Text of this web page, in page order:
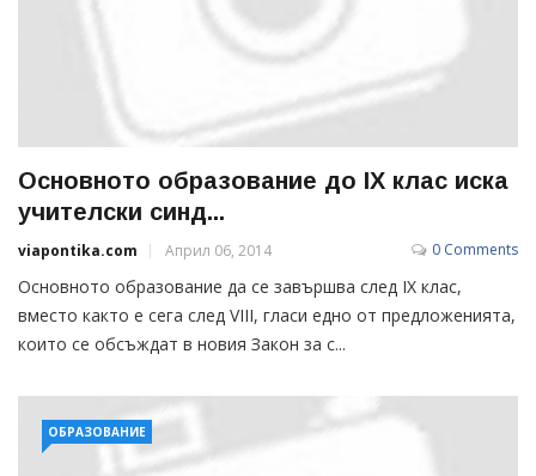
Основното образование до IX клас иска
учителски синд...
viapontika.com Април 06, 2014 0 Comments
Основното образование да се завършва след IX клас,
вместо както е сега след VIII, гласи едно от предложенията,
които се обсъждат в новия Закон за с...
ОБРАЗОВАНИЕ